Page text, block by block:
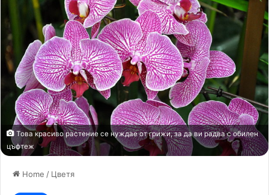
Това красиво растение се нуждае от грижи, за да ви радва с обилен
цъфтеж
Home / Цветя